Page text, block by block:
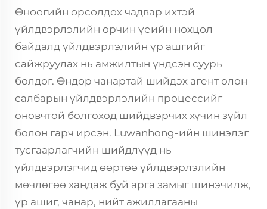
Өнөөгийн өрсөлдөх чадвар ихтэй
үйлдвэрлэлийн орчин үеийн нөхцөл
байдалд үйлдвэрлэлийн үр ашгийг
сайжруулах нь амжилтын үндсэн суурь
болдог. Өндөр чанартай шийдэх агент олон
салбарын үйлдвэрлэлийн процессийг
оновчтой болгоход шийдвэрчих хүчин зүйл
болон гарч ирсэн. Luwanhong-ийн шинэлэг
тусгаарлагчийн шийдлүүд нь
үйлдвэрлэгчид өөртөө үйлдвэрлэлийн
мөчлөгөө хандаж буй арга замыг шинэчилж,
үр ашиг, чанар, нийт ажиллагааны